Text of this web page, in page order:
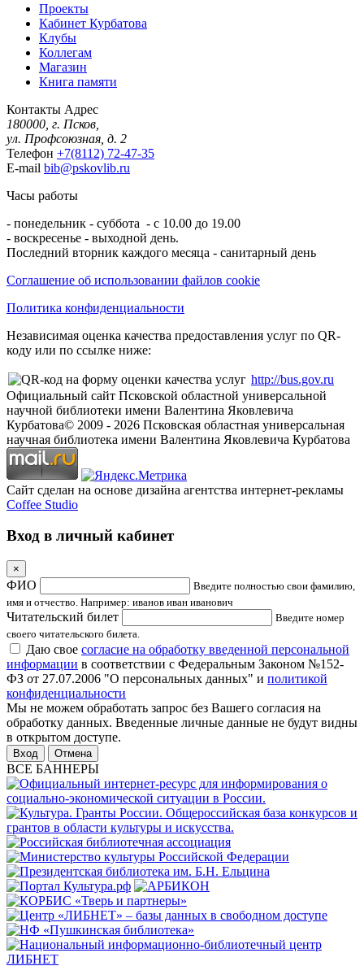
Проекты
Кабинет Курбатова
Клубы
Коллегам
Магазин
Книга памяти
Контакты Адрес
180000, г. Псков,
ул. Профсоюзная, д. 2
Телефон +7(8112) 72-47-35
E-mail bib@pskovlib.ru
Часы работы
- понедельник - суббота - с 10.00 до 19.00
- воскресенье - выходной день.
Последний вторник каждого месяца - санитарный день
Соглашение об использовании файлов cookie
Политика конфиденциальности
Независимая оценка качества предоставления услуг по QR-
коду или по ссылке ниже:
http://bus.gov.ru
Официальный сайт Псковской областной универсальной
научной библиотеки имени Валентина Яковлевича
Курбатова© 2009 - 2026 Псковская областная универсальная
научная библиотека имени Валентина Яковлевича Курбатова
Сайт сделан на основе дизайна агентства интернет-рекламы
Coffee Studio
Вход в личный кабинет
×
ФИО
Введите полностью свои фамилию,
имя и отчество. Например: иванов иван иванович
Читательский билет
Введите номер
своего читательского билета.
Даю свое согласие на обработку введенной персональной
информации в соответствии с Федеральным Законом №152-
ФЗ от 27.07.2006 "О персональных данных" и политикой
конфиденциальности
Мы не можем обработать запрос без Вашего согласия на
обработку данных. Введенные личные данные не будут видны
в открытом доступе.
Отмена
ВСЕ БАННЕРЫ